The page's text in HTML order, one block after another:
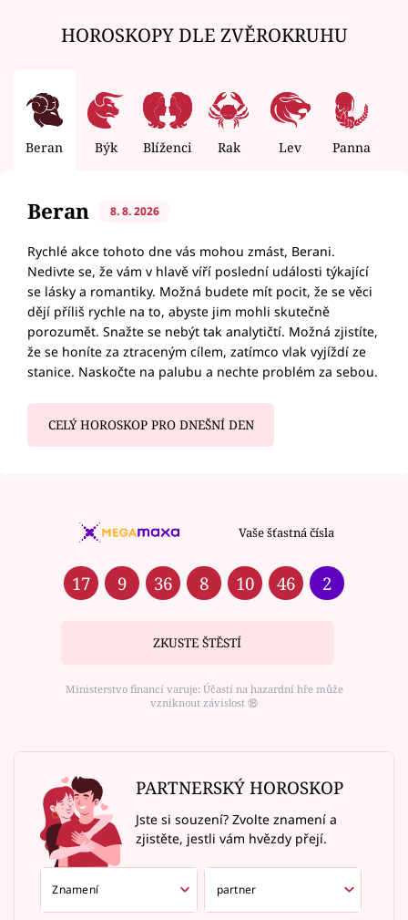
HOROSKOPY DLE ZVĚROKRUHU
Beran Býk Blíženci Rak Lev Panna
Beran 8. 8. 2026
Rychlé akce tohoto dne vás mohou zmást, Berani.
Nedivte se, že vám v hlavě víří poslední události týkající
se lásky a romantiky. Možná budete mít pocit, že se věci
dějí příliš rychle na to, abyste jim mohli skutečně
porozumět. Snažte se nebýt tak analytičtí. Možná zjistíte,
že se honíte za ztraceným cílem, zatímco vlak vyjíždí ze
stanice. Naskočte na palubu a nechte problém za sebou.
CELÝ HOROSKOP PRO DNEŠNÍ DEN
Vaše šťastná čísla
17 9 36 8 10 46 2
ZKUSTE ŠTĚSTÍ
Ministerstvo financí varuje: Účastí na hazardní hře může
vzniknout závislost ⑱
PARTNERSKÝ HOROSKOP
Jste si souzení? Zvolte znamení a
zjistěte, jestli vám hvězdy přejí.